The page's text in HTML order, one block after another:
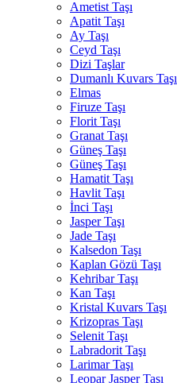
Ametist Taşı
Apatit Taşı
Ay Taşı
Ceyd Taşı
Dizi Taşlar
Dumanlı Kuvars Taşı
Elmas
Firuze Taşı
Florit Taşı
Granat Taşı
Güneş Taşı
Güneş Taşı
Hamatit Taşı
Havlit Taşı
İnci Taşı
Jasper Taşı
Jade Taşı
Kalsedon Taşı
Kaplan Gözü Taşı
Kehribar Taşı
Kan Taşı
Kristal Kuvars Taşı
Krizopras Taşı
Selenit Taşı
Labradorit Taşı
Larimar Taşı
Leopar Jasper Taşı